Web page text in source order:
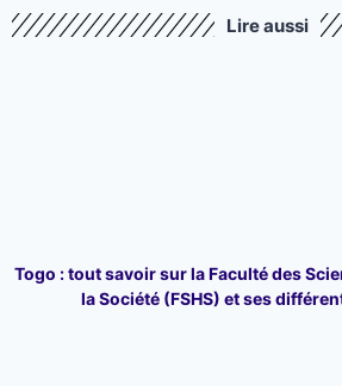
Lire aussi
Togo : tout savoir sur la Faculté des
la Société (FSHS) et ses